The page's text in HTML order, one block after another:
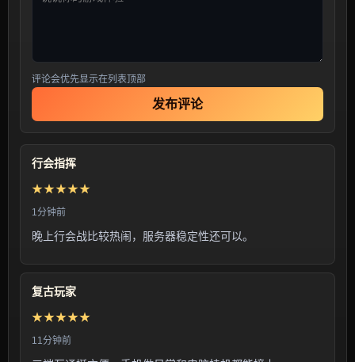
评论会优先显示在列表顶部
发布评论
行会指挥
★★★★★
1分钟前
晚上行会战比较热闹，服务器稳定性还可以。
复古玩家
★★★★★
11分钟前